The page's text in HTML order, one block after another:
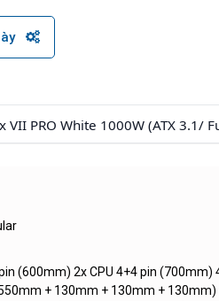
(600mm) 2x CPU 4+4 pin (700mm)
+ 130mm + 130mm + 130mm)